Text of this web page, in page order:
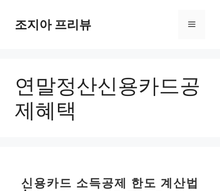
조지아 프리뷰 메
연말정산신용카드공
제혜택
신용카드 소득공제 한도 계산법